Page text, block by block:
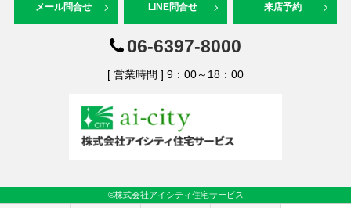
メール問合せ LINE問合せ 来店予約
06-6397-8000
[ 営業時間 ] 9：00～18：00
©株式会社アイシティ住宅サービス